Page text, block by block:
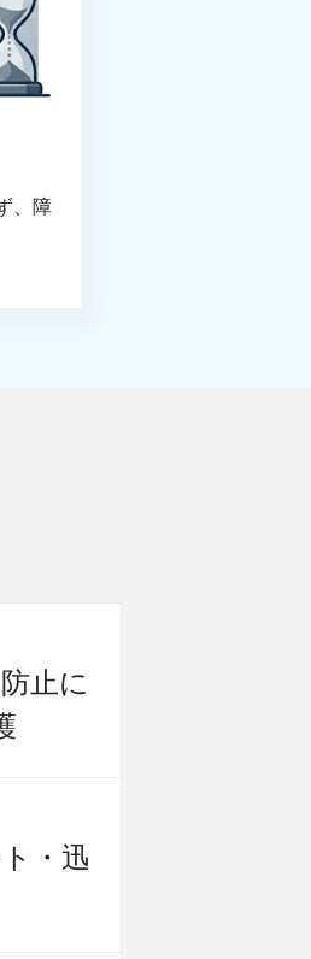
、障
止に
・迅